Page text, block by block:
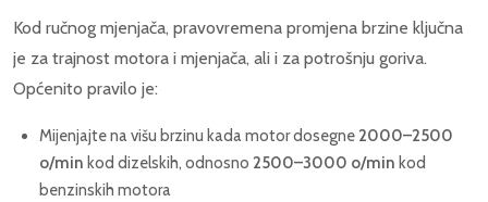
Kod ručnog mjenjača, pravovremena promjena brzine ključna
je za trajnost motora i mjenjača, ali i za potrošnju goriva.
Općenito pravilo je:
Mijenjajte na višu brzinu kada motor dosegne2000–2500
o/min kod dizelskih, odnosno 2500–3000 o/min kod
benzinskih motora